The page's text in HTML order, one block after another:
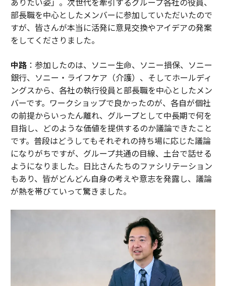
部長職を中心としたメンバーに参加していただいたので
すが、皆さんが本当に活発に意見交換やアイデアの発案
をしてくださりました。
中路：参加したのは、ソニー生命、ソニー損保、ソニー
銀行、ソニー・ライフケア（介護）、そしてホールディ
ングスから、各社の執行役員と部長職を中心としたメン
バーです。ワークショップで良かったのが、各自が個社
の前提からいったん離れ、グループとして中長期で何を
目指し、どのような価値を提供するのか議論できたこと
です。普段はどうしてもそれぞれの持ち場に応じた議論
になりがちですが、グループ共通の目線、土台で話せる
ようになりました。日比さんたちのファシリテーション
もあり、皆がどんどん自身の考えや意志を発露し、議論
が熱を帯びていって驚きました。